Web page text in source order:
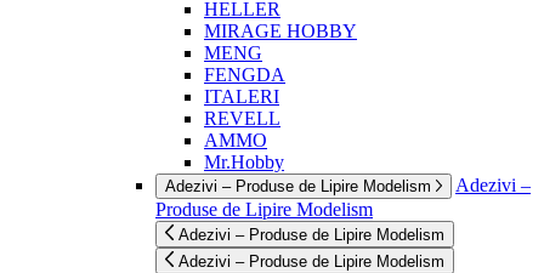
HELLER
MIRAGE HOBBY
MENG
FENGDA
ITALERI
REVELL
AMMO
Mr.Hobby
Adezivi – Produse de Lipire Modelism
Adezivi –
Produse de Lipire Modelism
Adezivi – Produse de Lipire Modelism
Adezivi – Produse de Lipire Modelism